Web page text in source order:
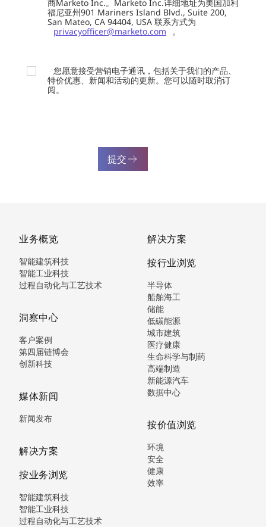
商Marketo Inc.。Marketo Inc.详细地址为美国加利
福尼亚州901 Mariners Island Blvd., Suite 200,
San Mateo, CA 94404, USA 联系方式为
privacyofficer@marketo.com
。
您愿意接受营销电子通讯，包括关于我们的产品、
特价优惠、新闻和活动的更新。您可以随时取消订
阅。
提交
业务概览
智能建筑科技
智能工业科技
过程自动化与工艺技术
洞察中心
客户案例
第四届链博会
创新科技
媒体新闻
新闻发布
解决方案
按业务浏览
智能建筑科技
智能工业科技
过程自动化与工艺技术
解决方案
按行业浏览
半导体
船舶海工
储能
低碳能源
城市建筑
医疗健康
生命科学与制药
高端制造
新能源汽车
数据中心
按价值浏览
环境
安全
健康
效率